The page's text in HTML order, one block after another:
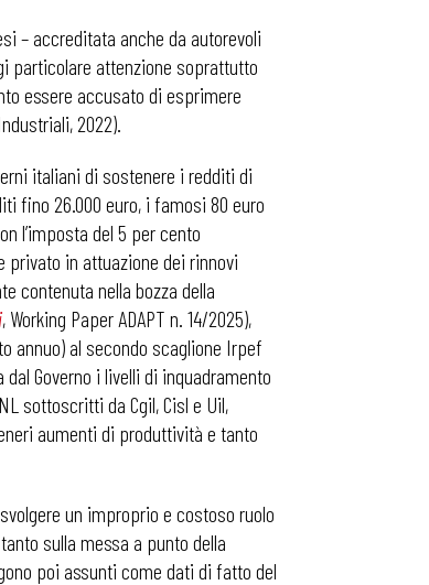
– accreditata anche da autorevoli
particolare attenzione soprattutto
essere accusato di esprimere
2022).
italiani di sostenere i redditi di
fino 26.000 euro, i famosi 80 euro
l’imposta del 5 per cento
in attuazione dei rinnovi
contenuta nella bozza della
, Working Paper ADAPT n. 14/2025),
annuo) al secondo scaglione Irpef
Governo i livelli di inquadramento
sottoscritti da Cgil, Cisl e Uil,
aumenti di produttività e tanto
un improprio e costoso ruolo
sulla messa a punto della
poi assunti come dati di fatto del